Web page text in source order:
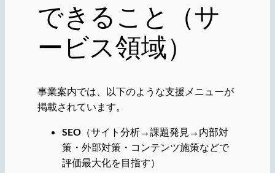
できること（サ
ービス領域）
事業案内では、以下のような支援メニューが
掲載されています。
SEO（サイト分析→課題発見→内部対
策・外部対策・コンテンツ施策などで
評価最大化を目指す）